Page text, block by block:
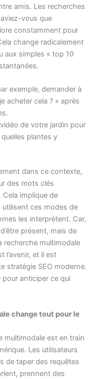
amis. Les recherches
vous que
constamment pour
change radicalement
aux simples « top 10
exemple, demander à
acheter cela ? » après
de votre jardin pour
plantes y
dans ce contexte,
des mots clés
implique de
ces modes de
les interprètent. Car,
présent, mais de
recherche multimodale
l’avenir, et il est
stratégie SEO moderne.
pour anticiper ce qui
change tout pour le
multimodale est en train
Les utilisateurs
de taper des requêtes
prennent des